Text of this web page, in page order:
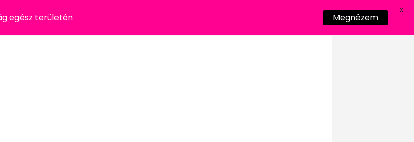
egész területén Megnézem
X